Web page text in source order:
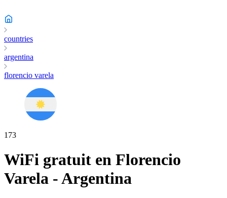
countries
argentina
florencio varela
173
WiFi gratuit en Florencio
Varela -Argentina